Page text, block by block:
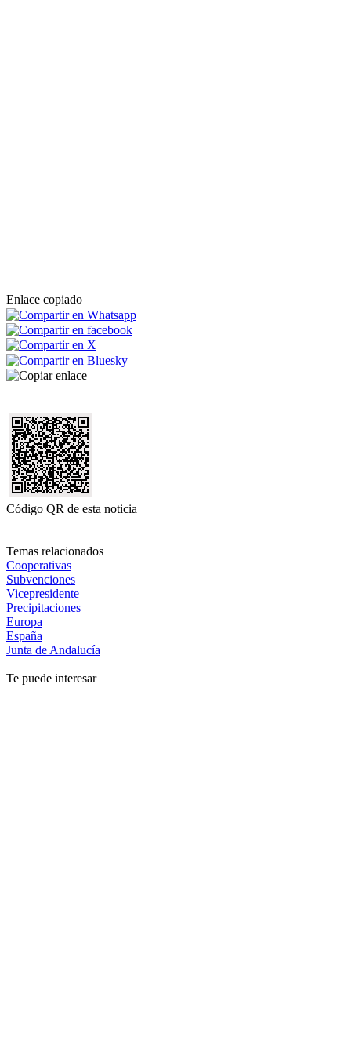
Enlace copiado
Código QR de esta noticia
Temas relacionados
Cooperativas
Subvenciones
Vicepresidente
Precipitaciones
Europa
España
Junta de Andalucía
Te puede interesar